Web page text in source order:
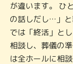
が違います。 ひ
の話しだし…」
では「終活」と
相談し、葬儀の
は全ホールに相